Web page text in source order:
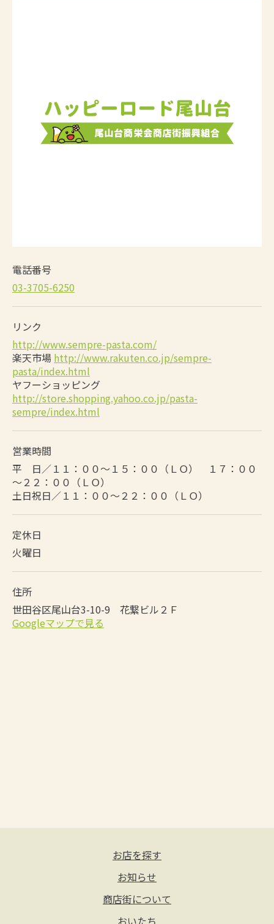
電話番号
03-3705-6250‬
リンク
http://www.sempre-pasta.com/
楽天市場 http://www.rakuten.co.jp/sempre-
pasta/index.html
ヤフーショッピング
http://store.shopping.yahoo.co.jp/pasta-
sempre/index.html
営業時間
平 日／１１：００～１５：００（ＬＯ） １７：００
～２２：００（ＬＯ）
土日祝日／１１：００～２２：００（ＬＯ）
定休日
火曜日
住所
世田谷区尾山台3-10-9 花繋ビル２Ｆ
Googleマップで見る
お店を探す
お知らせ
商店街について
おいたち